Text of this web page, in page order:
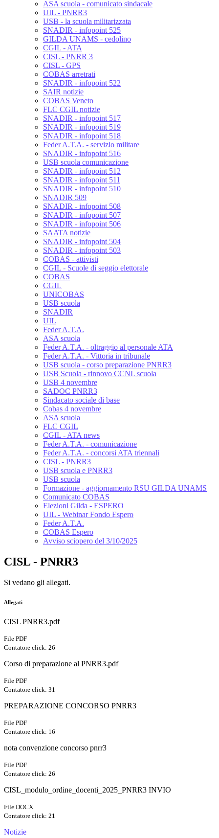
ASA scuola - comunicato sindacale
UIL - PNRR3
USB - la scuola militarizzata
SNADIR - infopoint 525
GILDA UNAMS - cedolino
CGIL - ATA
CISL - PNRR 3
CISL - GPS
COBAS arretrati
SNADIR - infopoint 522
SAIR notizie
COBAS Veneto
FLC CGIL notizie
SNADIR - infopoint 517
SNADIR - infopoint 519
SNADIR - infopoint 518
Feder A.T.A. - servizio militare
SNADIR - infopoint 516
USB scuola comunicazione
SNADIR - infopoint 512
SNADIR - infopoint 511
SNADIR - infopoint 510
SNADIR 509
SNADIR - infopoint 508
SNADIR - infopoint 507
SNADIR - infopoint 506
SAATA notizie
SNADIR - infopoint 504
SNADIR - infopoint 503
COBAS - attivisti
CGIL - Scuole di seggio elettorale
COBAS
CGIL
UNICOBAS
USB scuola
SNADIR
UIL
Feder A.T.A.
ASA scuola
Feder A.T.A. - oltraggio al personale ATA
Feder A.T.A. - Vittoria in tribunale
USB scuola - corso preparazione PNRR3
USB Scuola - rinnovo CCNL scuola
USB 4 novembre
SADOC PNRR3
Sindacato sociale di base
Cobas 4 novembre
ASA scuola
FLC CGIL
CGIL - ATA news
Feder A.T.A. - comunicazione
Feder A.T.A. - concorsi ATA triennali
CISL - PNRR3
USB scuola e PNRR3
USB scuola
Formazione - aggiornamento RSU GILDA UNAMS
Comunicato COBAS
Elezioni Gilda - ESPERO
UIL - Webinar Fondo Espero
Feder A.T.A.
COBAS Espero
Avviso sciopero del 3/10/2025
CISL - PNRR3
Si vedano gli allegati.
Allegati
CISL PNRR3.pdf
File PDF
Contatore click: 26
Corso di preparazione al PNRR3.pdf
File PDF
Contatore click: 31
PREPARAZIONE CONCORSO PNRR3
File PDF
Contatore click: 16
nota convenzione concorso pnrr3
File PDF
Contatore click: 26
CISL_modulo_ordine_docenti_2025_PNRR3 INVIO
File DOCX
Contatore click: 21
Notizie